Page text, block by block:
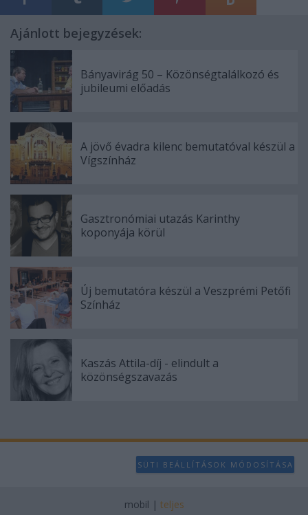
Ajánlott bejegyzések:
Bányavirág 50 – Közönségtalálkozó és
jubileumi előadás
A jövő évadra kilenc bemutatóval készül a
Vígszínház
Gasztronómiai utazás Karinthy
koponyája körül
Új bemutatóra készül a Veszprémi Petőfi
Színház
Kaszás Attila-díj - elindult a
közönségszavazás
SÜTI BEÁLLÍTÁSOK MÓDOSÍTÁSA
mobil | teljes